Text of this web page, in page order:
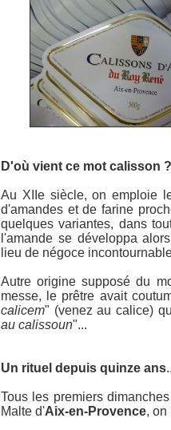
D'où vient ce mot calisson
Au XIIe siècle, on emploie
d'amandes et de farine
quelques variantes, dans
l'amande se développa
lieu de négoce
Autre origine supposé du
messe, le prêtre avait
calicem" (venez au calice)
au calissoun"...
Un rituel depuis quinze ans
Tous les premiers
Malte d'Aix-en-Provence, on